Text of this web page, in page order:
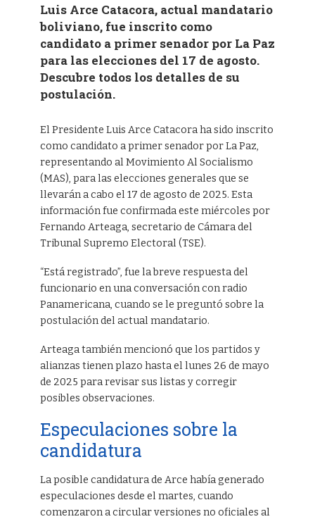
Luis Arce Catacora, actual mandatario
boliviano, fue inscrito como
candidato a primer senador por La Paz
para las elecciones del 17 de agosto.
Descubre todos los detalles de su
postulación.
El Presidente Luis Arce Catacora ha sido inscrito
como candidato a primer senador por La Paz,
representando al Movimiento Al Socialismo
(MAS), para las elecciones generales que se
llevarán a cabo el 17 de agosto de 2025. Esta
información fue confirmada este miércoles por
Fernando Arteaga, secretario de Cámara del
Tribunal Supremo Electoral (TSE).
“Está registrado”, fue la breve respuesta del
funcionario en una conversación con radio
Panamericana, cuando se le preguntó sobre la
postulación del actual mandatario.
Arteaga también mencionó que los partidos y
alianzas tienen plazo hasta el lunes 26 de mayo
de 2025 para revisar sus listas y corregir
posibles observaciones.
Especulaciones sobre la
candidatura
La posible candidatura de Arce había generado
especulaciones desde el martes, cuando
comenzaron a circular versiones no oficiales al